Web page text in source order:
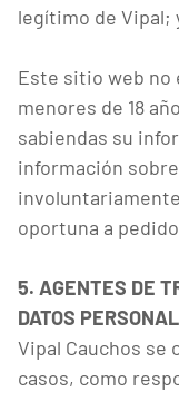
legítimo de Vipal;
Este sitio web no
menores de 18
sabiendas su
información
oportuna a
5. AGENTES DE
DATOS
Vipal Cauchos se
casos, como